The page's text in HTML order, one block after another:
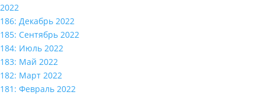
2022
186: Декабрь 2022
185: Сентябрь 2022
184: Июль 2022
183: Май 2022
182: Март 2022
181: Февраль 2022